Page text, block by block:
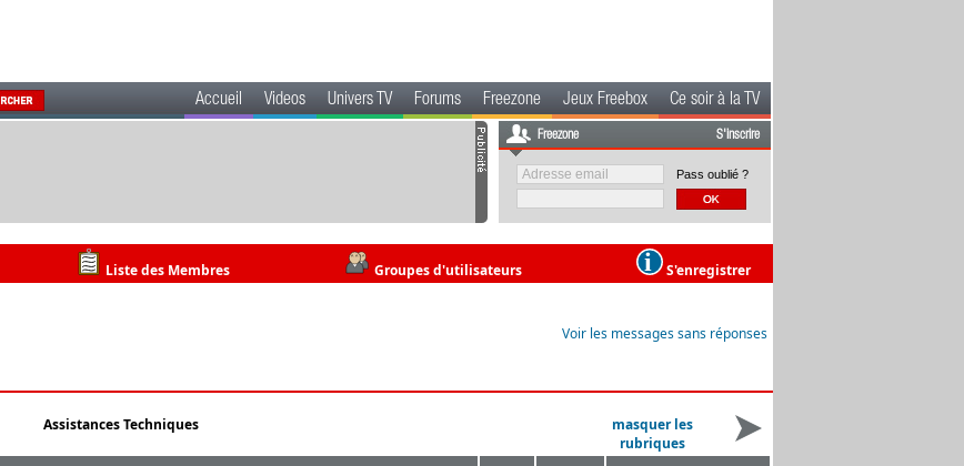
Accueil Videos Univers TV Forums Freezone Jeux Freebox Ce soir à la TV
Freezone S'inscrire
Pass oublié ?
Liste des Membres Groupes d'utilisateurs S'enregistrer
Voir les messages sans réponses
Assistances Techniques
masquer les
rubriques